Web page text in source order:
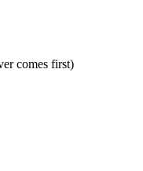
comes first)